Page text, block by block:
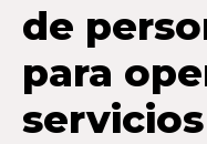
de
para